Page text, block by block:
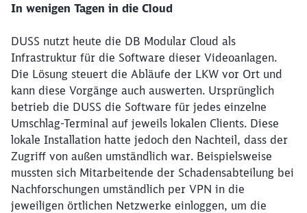
In wenigen Tagen in die Cloud
DUSS nutzt heute die DB Modular Cloud als
Infrastruktur für die Software dieser Videoanlagen.
Die Lösung steuert die Abläufe der LKW vor Ort und
kann diese Vorgänge auch auswerten. Ursprünglich
betrieb die DUSS die Software für jedes einzelne
Umschlag-Terminal auf jeweils lokalen Clients. Diese
lokale Installation hatte jedoch den Nachteil, dass der
Zugriff von außen umständlich war. Beispielsweise
mussten sich Mitarbeitende der Schadensabteilung bei
Nachforschungen umständlich per VPN in die
jeweiligen örtlichen Netzwerke einloggen, um die